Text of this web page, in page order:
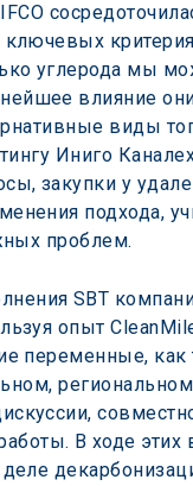
углерода мы
влияние
виды
Иниго
закупки у
подхода,
проблем.
SBT
опыт
переменные, как
В ходе этих